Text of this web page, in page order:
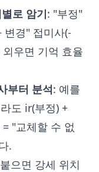
로 암기: "부정"
경" 접미사(-
우면 기억 효율
부터 분석: 예를
도 ir(부정) +
"교체할 수 없
.
으면 강세 위치